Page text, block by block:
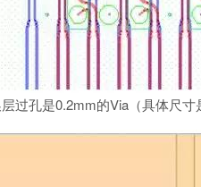
过孔是0.2mm的Via（具体尺